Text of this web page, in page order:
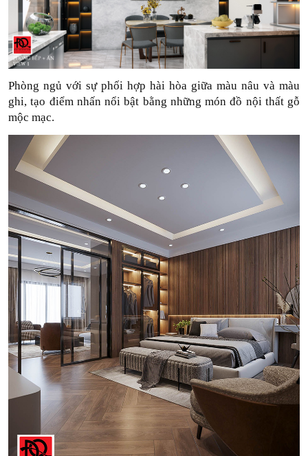
Phòng ngủ với sự phối hợp hài hòa giữa màu nâu và màu
ghi, tạo điểm nhấn nổi bật bằng những món đồ nội thất gỗ
mộc mạc.